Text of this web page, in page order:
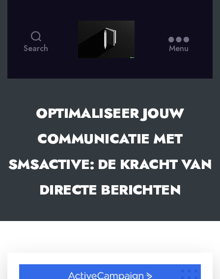
Search Menu
OPTIMALISEER JOUW
COMMUNICATIE MET
SMSACTIVE: DE KRACHT VAN
DIRECTE BERICHTEN